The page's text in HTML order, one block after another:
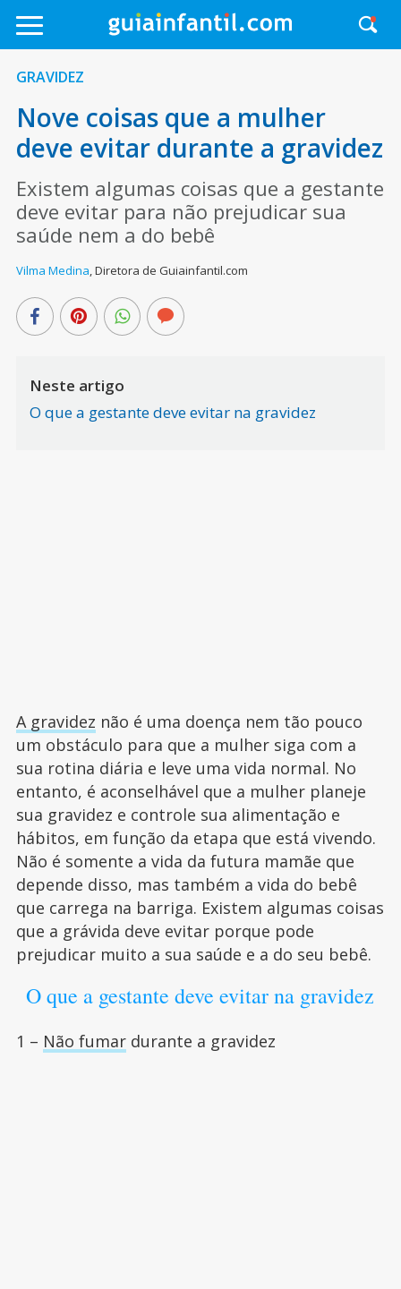
GRAVIDEZ
Nove coisas que a mulher
deve evitar durante a gravidez
Existem algumas coisas que a gestante
deve evitar para não prejudicar sua
saúde nem a do bebê
Vilma Medina,Diretora de Guiainfantil.com
Neste artigo
O que a gestante deve evitar na gravidez
A gravidez não é uma doença nem tão pouco
um obstáculo para que a mulher siga com a
sua rotina diária e leve uma vida normal. No
entanto, é aconselhável que a mulher planeje
sua gravidez e controle sua alimentação e
hábitos, em função da etapa que está vivendo.
Não é somente a vida da futura mamãe que
depende disso, mas também a vida do bebê
que carrega na barriga. Existem algumas coisas
que a grávida deve evitar porque pode
prejudicar muito a sua saúde e a do seu bebê.
O que a gestante deve evitar na gravidez
1 – Não fumardurante a gravidez